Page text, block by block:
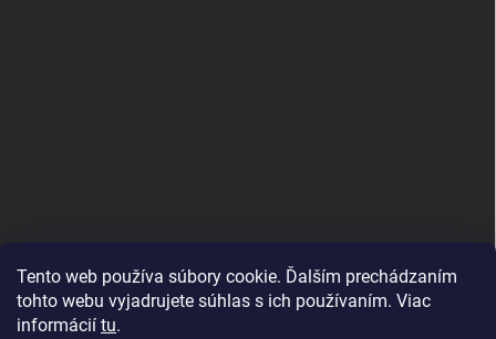
Tento web používa súbory cookie. Ďalším prechádzaním
tohto webu vyjadrujete súhlas s ich používaním. Viac
informácií tu.